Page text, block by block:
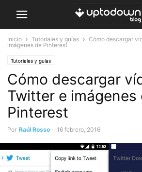
Inicio Tutoriales y guías
Cómo descargar
imágenes de Pinterest
Tutoriales y guías
Cómo descargar
Twitter e imágenes
Pinterest
Por Raúl Rosso - 16 febrero, 2016